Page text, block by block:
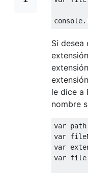
console.
Si desea
le dice a
nombre
var path
var
var
var file